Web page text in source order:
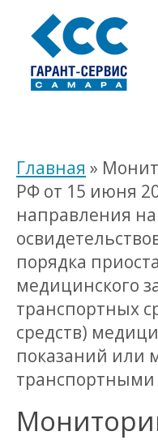
Главная »
РФ от 15 июня
направления
порядка
медицинского
транспортных
средств)
показаний или
транспортными